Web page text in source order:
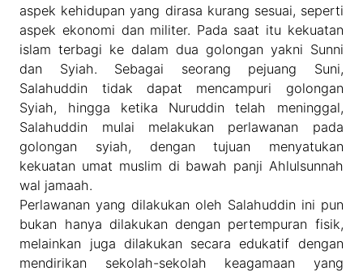
aspek kehidupan yang dirasa kurang sesuai, seperti
aspek ekonomi dan militer. Pada saat itu kekuatan
islam terbagi ke dalam dua golongan yakni Sunni
dan Syiah. Sebagai seorang pejuang Suni,
Salahuddin tidak dapat mencampuri golongan
Syiah, hingga ketika Nuruddin telah meninggal,
Salahuddin mulai melakukan perlawanan pada
golongan syiah, dengan tujuan menyatukan
kekuatan umat muslim di bawah panji Ahlulsunnah
wal jamaah.
Perlawanan yang dilakukan oleh Salahuddin ini pun
bukan hanya dilakukan dengan pertempuran fisik,
melainkan juga dilakukan secara edukatif dengan
mendirikan sekolah-sekolah keagamaan yang